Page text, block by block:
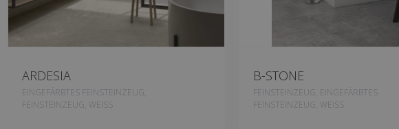
ARDESIA
EINGEFÄRBTES FEINSTEINZEUG,
FEINSTEINZEUG, WEISS
B-STONE
FEINSTEINZEUG, EINGEFÄRBTES
FEINSTEINZEUG, WEISS